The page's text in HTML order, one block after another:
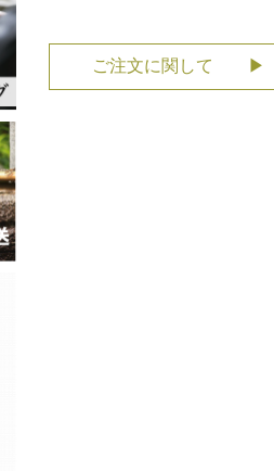
ご注文に関して ▶